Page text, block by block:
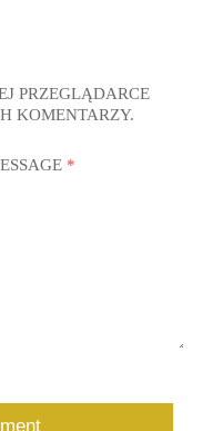
PRZEGLĄDARCE
KOMENTARZY.
*